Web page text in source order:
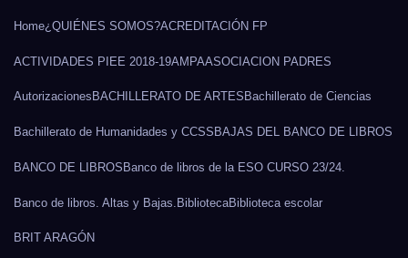
Home¿QUIÉNES SOMOS?ACREDITACIÓN FP
ACTIVIDADES PIEE 2018-19AMPAASOCIACION PADRES
Autorizaciones BACHILLERATO DE ARTES Bachillerato de Ciencias
Bachillerato de Humanidades y CCSS BAJAS DEL BANCO DE LIBROS
BANCO DE LIBROS Banco de libros de la ESO CURSO 23/24.
Banco de libros. Altas y Bajas. BibliotecaBiblioteca escolar
BRIT ARAGÓN